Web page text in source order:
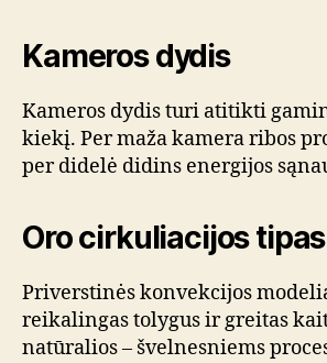
Kameros dydis
Kameros dydis turi atitikti
kiekį. Per maža kamera ribos
per didelė didins energijos
Oro cirkuliacijos tipas
Priverstinės konvekcijos
reikalingas tolygus ir greitas
natūralios – švelnesniems